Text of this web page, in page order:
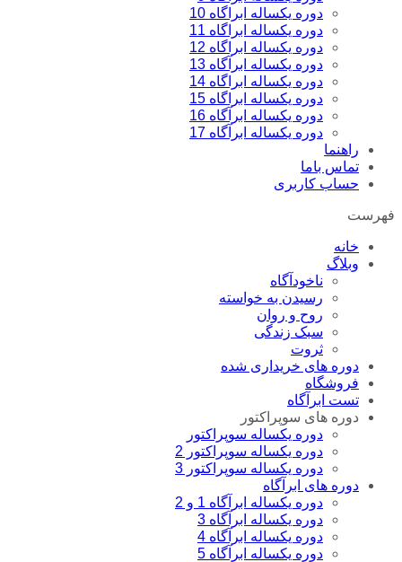
دوره یکساله ابراگاه 10
دوره یکساله ابراگاه 11
دوره یکساله ابراگاه 12
دوره یکساله ابرآگاه 13
دوره یکساله ابراگاه 14
دوره یکساله ابراگاه 15
دوره یکساله ابرآگاه 16
دوره یکساله ابرآگاه 17
راهنما
تماس باما
حساب کاربری
فهرست
خانه
وبلاگ
ناخودآگاه
رسیدن به خواسته
روح و روان
سبک زندگی
ثروت
دوره های خریداری شده
فروشگاه
تست ابرآگاه
دوره های سوپراکتور
دوره یکساله سوپراکتور
دوره یکساله سوپراکتور 2
دوره یکساله سوپراکتور 3
دوره های ابرآگاه
دوره یکساله ابرآگاه 1 و 2
دوره یکساله ابرآگاه 3
دوره یکساله ابرآگاه 4
دوره یکساله ابرآگاه 5